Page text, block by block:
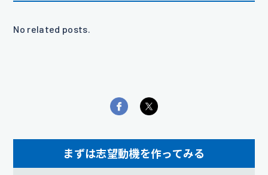
No related posts.
まずは志望動機を作ってみる